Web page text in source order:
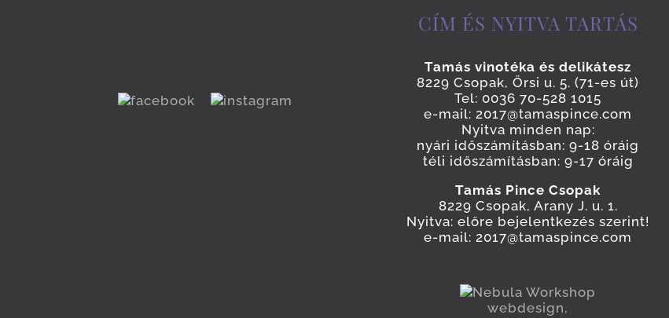
CÍM ÉS NYITVA TARTÁS
Tamás vinotéka és delikátesz
8229 Csopak, Őrsi u. 5. (71-es út)
Tel: 0036 70-528 1015
e-mail: 2017@tamaspince.com
Nyitva minden nap:
nyári időszámításban: 9-18 óráig
téli időszámításban: 9-17 óráig
Tamás Pince Csopak
8229 Csopak, Arany J. u. 1.
Nyitva: előre bejelentkezés szerint!
e-mail: 2017@tamaspince.com